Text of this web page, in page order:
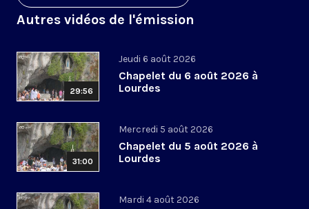
Autres vidéos de l'émission
29:56
Jeudi 6 août 2026
Chapelet du 6 août 2026 à
Lourdes
31:00
Mercredi 5 août 2026
Chapelet du 5 août 2026 à
Lourdes
Mardi 4 août 2026